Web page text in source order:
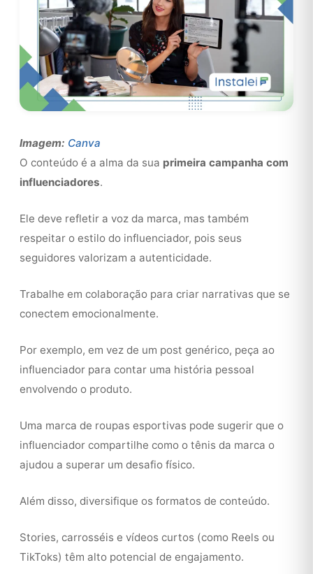
Imagem: Canva
O conteúdo é a alma da sua primeira campanha com
influenciadores.
Ele deve refletir a voz da marca, mas também
respeitar o estilo do influenciador, pois seus
seguidores valorizam a autenticidade.
Trabalhe em colaboração para criar narrativas que se
conectem emocionalmente.
Por exemplo, em vez de um post genérico, peça ao
influenciador para contar uma história pessoal
envolvendo o produto.
Uma marca de roupas esportivas pode sugerir que o
influenciador compartilhe como o tênis da marca o
ajudou a superar um desafio físico.
Além disso, diversifique os formatos de conteúdo.
Stories, carrosséis e vídeos curtos (como Reels ou
TikToks) têm alto potencial de engajamento.